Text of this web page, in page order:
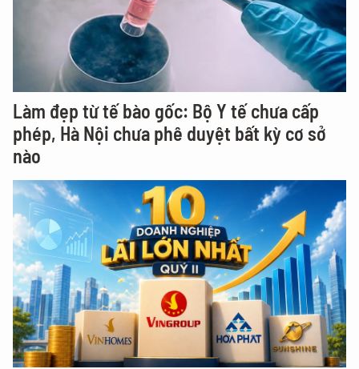
Làm đẹp từ tế bào gốc: Bộ Y tế chưa cấp
phép, Hà Nội chưa phê duyệt bất kỳ cơ sở
nào